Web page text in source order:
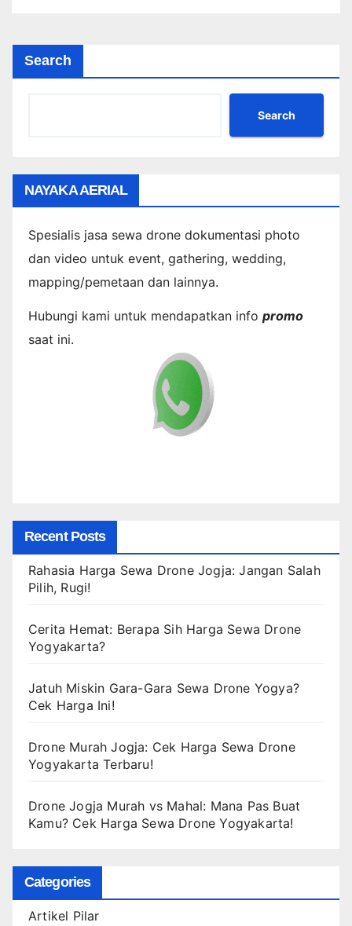
Search
Search
NAYAKA AERIAL
Spesialis jasa sewa drone dokumentasi photo
dan video untuk event, gathering, wedding,
mapping/pemetaan dan lainnya.
Hubungi kami untuk mendapatkan info promo
saat ini.
Recent Posts
Rahasia Harga Sewa Drone Jogja: Jangan Salah
Pilih, Rugi!
Cerita Hemat: Berapa Sih Harga Sewa Drone
Yogyakarta?
Jatuh Miskin Gara-Gara Sewa Drone Yogya?
Cek Harga Ini!
Drone Murah Jogja: Cek Harga Sewa Drone
Yogyakarta Terbaru!
Drone Jogja Murah vs Mahal: Mana Pas Buat
Kamu? Cek Harga Sewa Drone Yogyakarta!
Categories
Artikel Pilar